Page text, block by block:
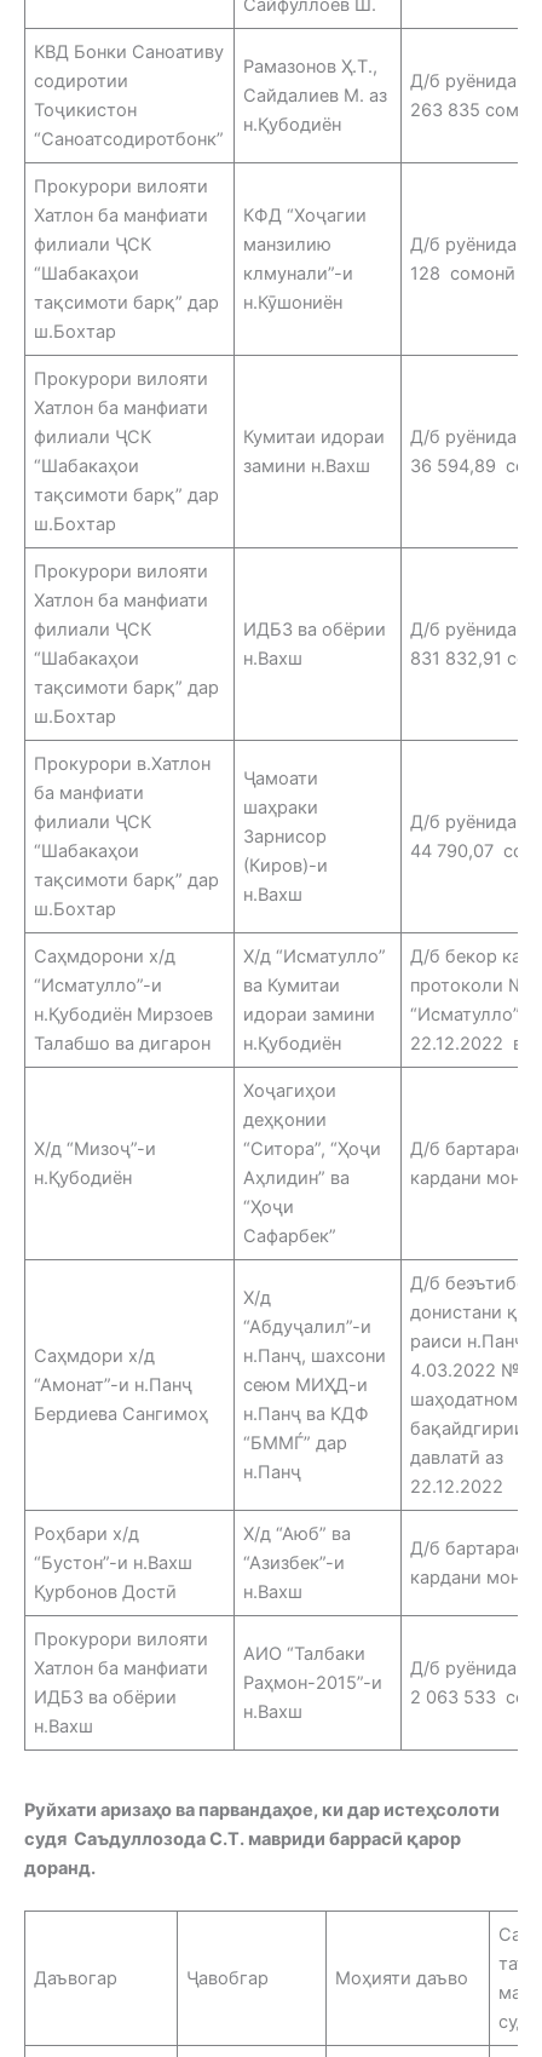
Сайфуллоев Ш.
КВД Бонки Саноативу
содиротии
Тоҷикистон
“Саноатсодиротбонк”
Рамазонов Ҳ.Т.,
Сайдалиев М. аз
н.Қубодиён
Д/б руёнидани
263 835
Прокурори вилояти
Хатлон ба манфиати
филиали ҶСК
“Шабакаҳои
тақсимоти барқ” дар
ш.Бохтар
КФД “Хоҷагии
манзилию
клмунали”-и
н.Кӯшониён
Д/б
128 сомонӣ
Прокурори вилояти
Хатлон ба манфиати
филиали ҶСК
“Шабакаҳои
тақсимоти барқ” дар
ш.Бохтар
Кумитаи идораи
замини н.Вахш
Д/б руёнидани
36 594,89
Прокурори вилояти
Хатлон ба манфиати
филиали ҶСК
“Шабакаҳои
тақсимоти барқ” дар
ш.Бохтар
ИДБЗ ва обёрии
н.Вахш
Д/б руёнидани
831 832,91
Прокурори в.Хатлон
ба манфиати
филиали ҶСК
“Шабакаҳои
тақсимоти барқ” дар
ш.Бохтар
Ҷамоати
шаҳраки
Зарнисор
(Киров)-и
н.Вахш
Д/б руёнидани
44 790,07
Саҳмдорони х/д
“Исматулло”-и
н.Қубодиён Мирзоев
Талабшо ва дигарон
Х/д “Исматулло”
ва Кумитаи
идораи замини
н.Қубодиён
Д/б бекор
протоколи №1
“Исматулло”
22.12.2022 ва
Х/д “Мизоҷ”-и
н.Қубодиён
Хоҷагиҳои
деҳқонии
“Ситора”, “Ҳоҷи
Аҳлидин” ва
“Ҳоҷи
Сафарбек”
Д/б бартараф
кардани
Саҳмдори х/д
“Амонат”-и н.Панҷ
Бердиева Сангимоҳ
Х/д
“Абдуҷалил”-и
н.Панҷ, шахсони
сеюм МИҲД-и
н.Панҷ ва КДФ
“БММЃ” дар
н.Панҷ
Д/б беэътибор
донистани
раиси н.Панҷ
4.03.2022
шаҳодатнома
бақайдгирии
давлатӣ аз
22.12.2022
Роҳбари х/д
“Бустон”-и н.Вахш
Қурбонов Достӣ
Х/д “Аюб” ва
“Азизбек”-и
н.Вахш
Д/б бартараф
кардани
Прокурори вилояти
Хатлон ба манфиати
ИДБЗ ва обёрии
н.Вахш
АИО “Талбаки
Раҳмон-2015”-и
н.Вахш
Д/б
2 063 533
Руйхати аризаҳо ва парвандаҳое, ки дар истеҳсолоти
судя Саъдуллозода С.Т. мавриди баррасӣ қарор
доранд.
Даъвогар Ҷавобгар Моҳияти даъво
судӣ